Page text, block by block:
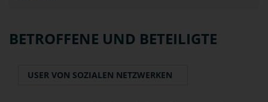
BETROFFENE UND BETEILIGTE
USER VON SOZIALEN NETZWERKEN